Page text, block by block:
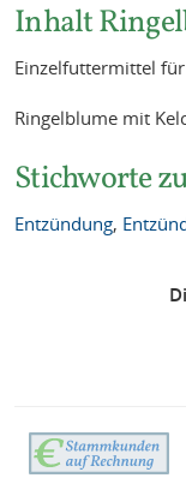
Inhalt
Einzelfuttermittel
Ringelblume mit
Stichworte
Entzündung,